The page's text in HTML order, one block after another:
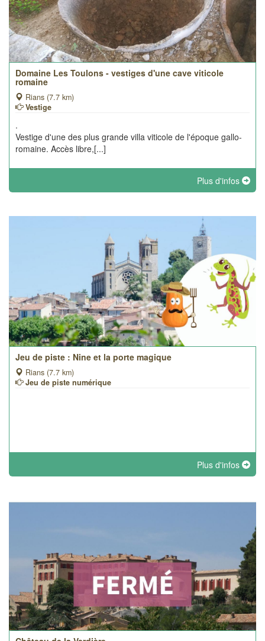
Domaine Les Toulons - vestiges d'une cave viticole
romaine
Rians (7.7 km)
Vestige
.
Vestige d'une des plus grande villa viticole de l'époque gallo-
romaine. Accès libre,[...]
Plus d'infos
Jeu de piste : Nine et la porte magique
Rians (7.7 km)
Jeu de piste numérique
Plus d'infos